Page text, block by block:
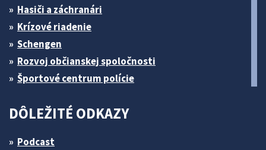
Hasiči a záchranári
Krízové riadenie
Schengen
Rozvoj občianskej spoločnosti
Športové centrum polície
DÔLEŽITÉ ODKAZY
Podcast